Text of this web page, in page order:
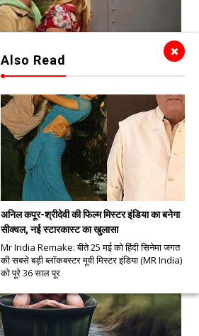
Also Read
अनिल कपूर-श्रीदेवी की फिल्म मिस्टर इंडिया का बनेगा
सीक्वल, नई स्टारकास्ट का खुलासा
Mr India Remake: बीते 25 मई को हिंदी सिनेमा जगत
की सबसे बड़ी ब्लॉकबस्टर मूवी मिस्टर इंडिया (MR India)
को पूरे 36 साल पूर